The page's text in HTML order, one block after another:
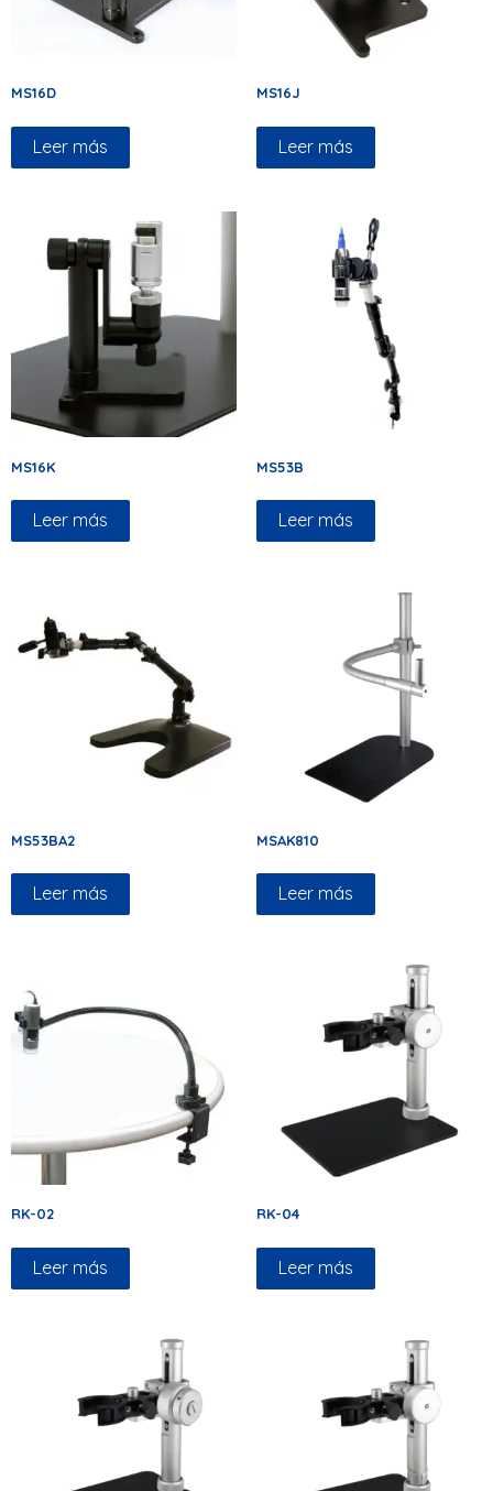
MS16D
Leer más
MS16J
Leer más
MS16K
Leer más
MS53B
Leer más
MS53BA2
Leer más
MSAK810
Leer más
RK-02
Leer más
RK-04
Leer más